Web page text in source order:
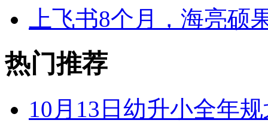
上飞书8个月，海亮硕
热门推荐
10月13日幼升小全年